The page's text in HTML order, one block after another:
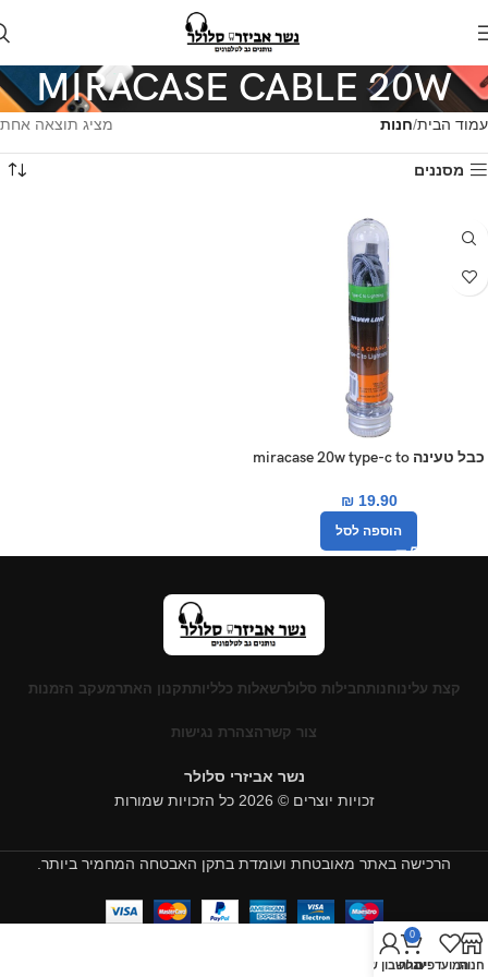
MIRACASE CABLE 20W
עמוד הבית חנות מציג תוצאה אחת
מסננים
כבל טעינה miracase 20w type-c to
₪19.90
הוספה לסל
קצת עלינוחנותחבילות סלולרשאלות כלליותתקנון האתרמעקב הזמנות
צור קשרהצהרת נגישות
נשר אביזרי סלולר
זכויות יוצרים © 2026 כל הזכויות שמורות
הרכישה באתר מאובטחת ועומדת בתקן האבטחה המחמיר ביותר.
חנותהמועדפים
0
עגלה
החשבון שלי